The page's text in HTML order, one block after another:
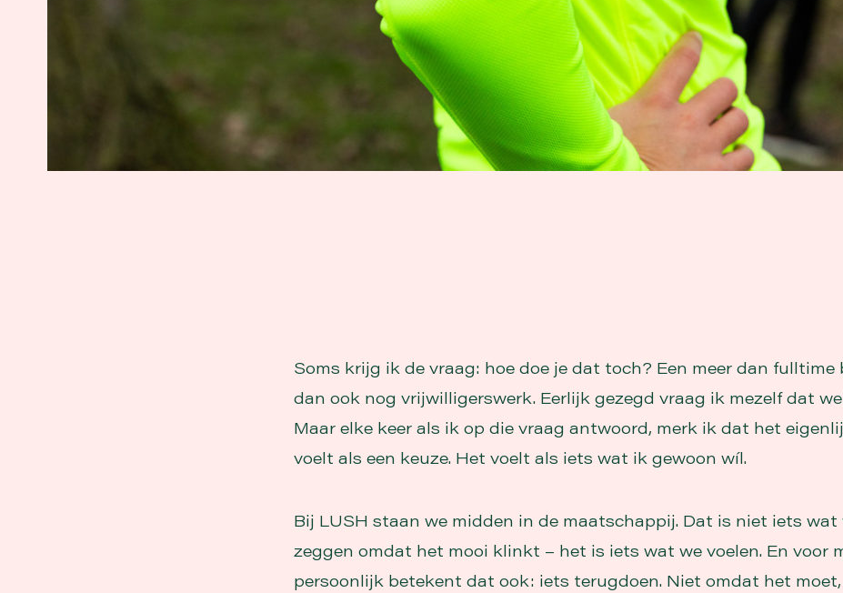
Soms krijg ik de vraag: hoe doe je dat toch? Een meer dan fulltime
dan ook nog vrijwilligerswerk. Eerlijk gezegd vraag ik mezelf dat
Maar elke keer als ik op die vraag antwoord, merk ik dat het
voelt als een keuze. Het voelt als iets wat ik gewoon wíl.
Bij LUSH staan we midden in de maatschappij. Dat is niet iets wat
zeggen omdat het mooi klinkt – het is iets wat we voelen. En voor
persoonlijk betekent dat ook: iets terugdoen. Niet omdat het